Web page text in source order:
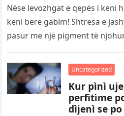
Nëse levozhgat e qepës i keni
keni bërë gabim! Shtresa e
pasur me një pigment të
Uncategorized
Kur pìnì
perfìtìme
dìjenì se